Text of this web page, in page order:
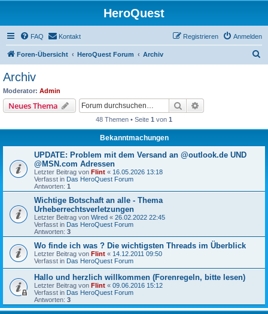
HeroQuest
FAQ Kontakt Anmelden
Registrieren
Foren-Übersicht HeroQuest Forum Archiv
Archiv
Moderator: Admin
Neues Thema Suche
48 Themen • Seite 1 von 1
Bekanntmachungen
UPDATE: Problem mit dem Versand an @outlook.de UND
@MSN.com Adressen
Letzter Beitrag von Flint « 16.05.2026 13:18
Verfasst in Das HeroQuest Forum
Antworten: 1
Wichtige Botschaft an alle - Thema
Urheberrechtsverletzungen
Letzter Beitrag von Wired « 26.02.2022 22:45
Verfasst in Das HeroQuest Forum
Antworten: 3
Wo finde ich was ? Die wichtigsten Threads im Überblick
Letzter Beitrag von Flint « 14.12.2011 09:50
Verfasst in Das HeroQuest Forum
Hallo und herzlich willkommen (Forenregeln, bitte lesen)
Letzter Beitrag von Flint « 09.06.2016 15:12
Verfasst in Das HeroQuest Forum
Antworten: 3